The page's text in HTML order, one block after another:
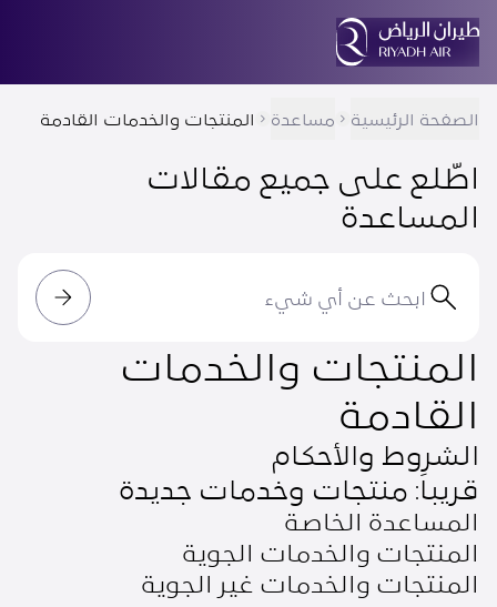
الصفحة الرئيسية مساعدة المنتجات والخدمات القادمة
اطّلع على جميع مقالات
المساعدة
المنتجات والخدمات
القادمة
الشروط والأحكام
قريباَ: منتجات وخدمات جديدة
المساعدة الخاصة
المنتجات والخدمات الجوية
المنتجات والخدمات غير الجوية